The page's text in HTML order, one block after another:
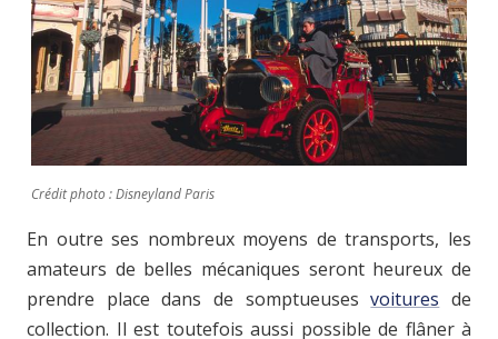
Crédit photo : Disneyland Paris
En outre ses nombreux moyens de transports, les
amateurs de belles mécaniques seront heureux de
prendre place dans de somptueusesvoitures de
collection. Il est toutefois aussi possible de flâner à